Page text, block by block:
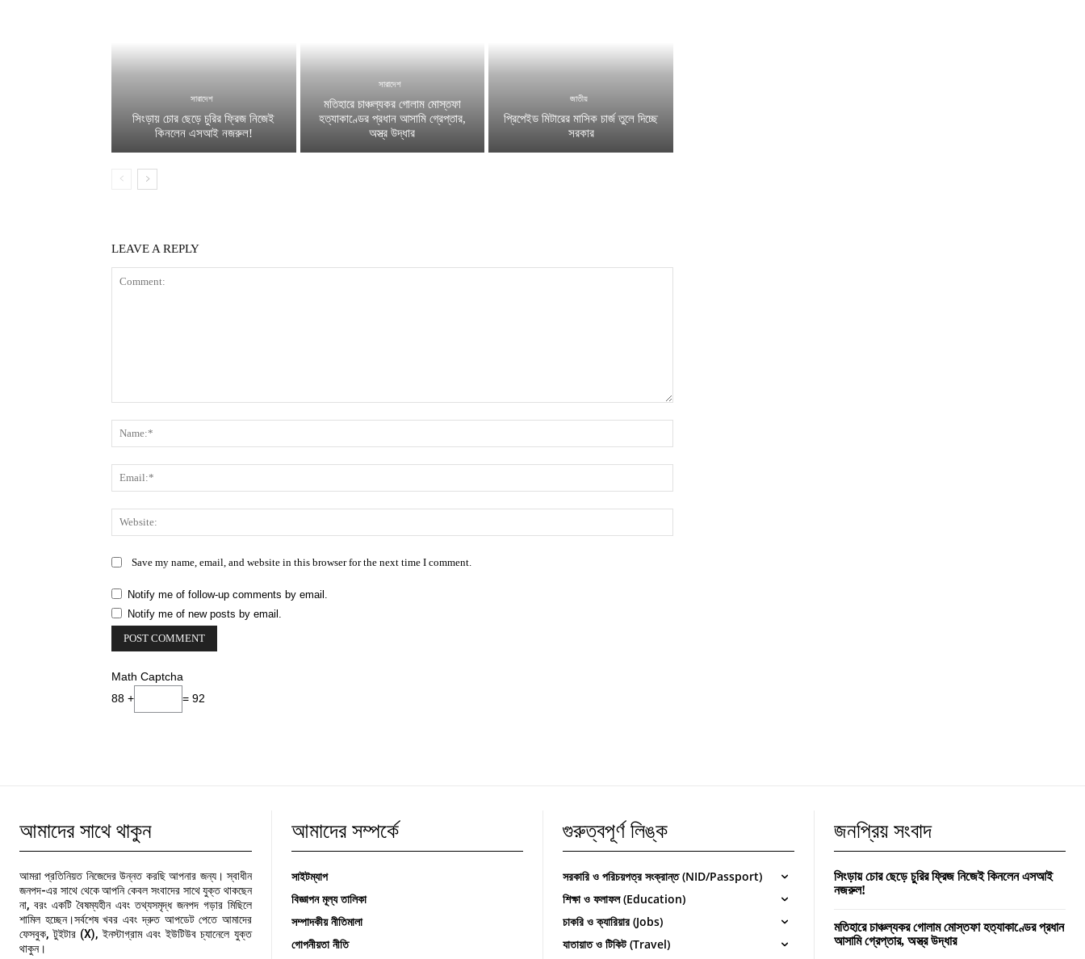
সারাদেশ
সিংড়ায় চোর ছেড়ে চুরির ফ্রিজ নিজেই
কিনলেন এসআই নজরুল!
সারাদেশ
মতিহারে চাঞ্চল্যকর গোলাম মোস্তফা
হত্যাকাণ্ডের প্রধান আসামি গ্রেপ্তার,
অস্ত্র উদ্ধার
জাতীয়
প্রিপেইড মিটারের মাসিক চার্জ তুলে দিচ্ছে
সরকার
LEAVE A REPLY
Save my name, email, and website in this browser for the next time I comment.
Notify me of follow-up comments by email.
Notify me of new posts by email.
Math Captcha
88 +
= 92
আমাদের সাথে থাকুন
আমরা প্রতিনিয়ত নিজেদের উন্নত করছি আপনার জন্য। স্বাধীন
জনপদ-এর সাথে থেকে আপনি কেবল সংবাদের সাথে যুক্ত থাকছেন
না, বরং একটি বৈষম্যহীন এবং তথ্যসমৃদ্ধ জনপদ গড়ার মিছিলে
শামিল হচ্ছেন।সর্বশেষ খবর এবং দ্রুত আপডেট পেতে আমাদের
ফেসবুক, টুইটার (X), ইনস্টাগ্রাম এবং ইউটিউব চ্যানেলে যুক্ত
থাকুন।
আমাদের সম্পর্কে
সাইটম্যাপ
বিজ্ঞাপন মূল্য তালিকা
সম্পাদকীয় নীতিমালা
গোপনীয়তা নীতি
গুরুত্বপূর্ণ লিঙ্ক
সরকারি ও পরিচয়পত্র সংক্রান্ত (NID/Passport)
শিক্ষা ও ফলাফল (Education)
চাকরি ও ক্যারিয়ার (Jobs)
যাতায়াত ও টিকিট (Travel)
জনপ্রিয় সংবাদ
সিংড়ায় চোর ছেড়ে চুরির ফ্রিজ নিজেই কিনলেন এসআই
নজরুল!
মতিহারে চাঞ্চল্যকর গোলাম মোস্তফা হত্যাকাণ্ডের প্রধান
আসামি গ্রেপ্তার, অস্ত্র উদ্ধার